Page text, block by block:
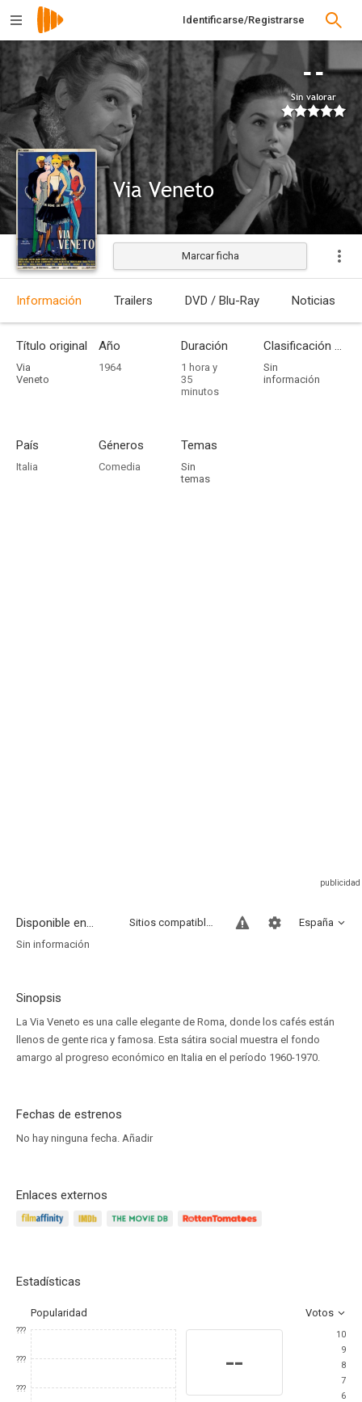
Identificarse/Registrarse
--
Sin valorar
Via Veneto
Estrenada
Marcar ficha
Información Trailers DVD / Blu-Ray Noticias
Título original
Via
Veneto
Año
1964
Duración
1 hora y
35
minutos
Clasificación por edades
Sin
información
País
Italia
Géneros
Comedia
Temas
Sin
temas
Disponible en... España
Sitios compatibles
Sin información
Sinopsis
La Via Veneto es una calle elegante de Roma, donde los cafés están
llenos de gente rica y famosa. Esta sátira social muestra el fondo
amargo al progreso económico en Italia en el período 1960-1970.
Fechas de estrenos
No hay ninguna fecha. Añadir
Enlaces externos
Estadísticas
Popularidad Votos
???
???
???
--
10
9
8
7
6